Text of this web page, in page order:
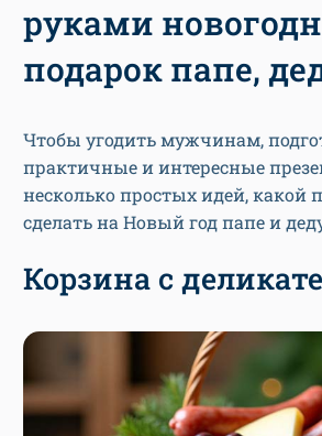
руками
подарок папе,
Чтобы угодить мужчинам,
практичные и интересные
несколько простых идей, какой
сделать на Новый год папе и
Корзина с